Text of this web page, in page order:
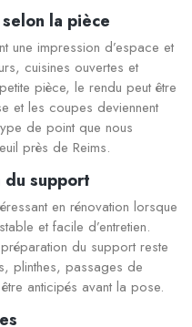
la pièce
une impression d’espace et
cuisines ouvertes et
pièce, le rendu peut être
et les coupes deviennent
de point que nous
près de Reims.
du support
en rénovation lorsque
et facile d’entretien.
du support reste
plinthes, passages de
anticipés avant la pose.